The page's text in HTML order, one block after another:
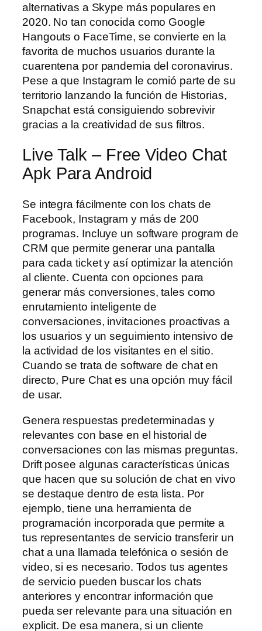
alternativas a Skype más populares en
2020. No tan conocida como Google
Hangouts o FaceTime, se convierte en la
favorita de muchos usuarios durante la
cuarentena por pandemia del coronavirus.
Pese a que Instagram le comió parte de su
territorio lanzando la función de Historias,
Snapchat está consiguiendo sobrevivir
gracias a la creatividad de sus filtros.
Live Talk – Free Video Chat
Apk Para Android
Se integra fácilmente con los chats de
Facebook, Instagram y más de 200
programas. Incluye un software program de
CRM que permite generar una pantalla
para cada ticket y así optimizar la atención
al cliente. Cuenta con opciones para
generar más conversiones, tales como
enrutamiento inteligente de
conversaciones, invitaciones proactivas a
los usuarios y un seguimiento intensivo de
la actividad de los visitantes en el sitio.
Cuando se trata de software de chat en
directo, Pure Chat es una opción muy fácil
de usar.
Genera respuestas predeterminadas y
relevantes con base en el historial de
conversaciones con las mismas preguntas.
Drift posee algunas características únicas
que hacen que su solución de chat en vivo
se destaque dentro de esta lista. Por
ejemplo, tiene una herramienta de
programación incorporada que permite a
tus representantes de servicio transferir un
chat a una llamada telefónica o sesión de
video, si es necesario. Todos tus agentes
de servicio pueden buscar los chats
anteriores y encontrar información que
pueda ser relevante para una situación en
explicit. De esa manera, si un cliente